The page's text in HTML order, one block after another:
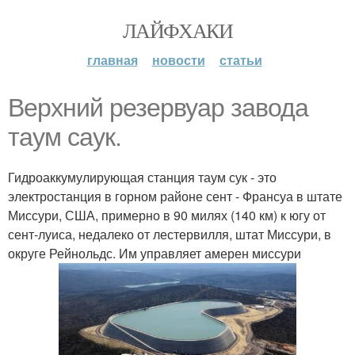
ЛАЙФХАКИ
главная новости статьи
Верхний резервуар завода
таум саук.
Гидроаккумулирующая станция таум сук - это
электростанция в горном районе сент - Франсуа в штате
Миссури, США, примерно в 90 милях (140 км) к югу от
сент-луиса, недалеко от лестервилля, штат Миссури, в
округе Рейнольдс. Им управляет амерен миссури